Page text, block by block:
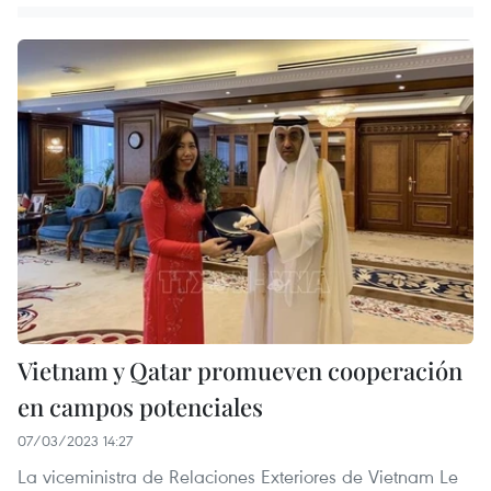
Vietnam y Qatar promueven cooperación
en campos potenciales
07/03/2023 14:27
La viceministra de Relaciones Exteriores de Vietnam Le